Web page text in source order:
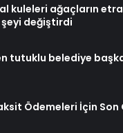
kuleleri ağaçların
değiştirdi
tutuklu belediye
Ödemeleri İçin Son